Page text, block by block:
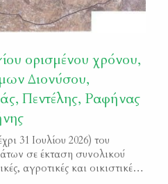
ορισμένου χρόνου,
Διονύσου,
Πεντέλης, Ραφήνας
31 Ιουλίου 2026) του
σε έκταση συνολικού
αγροτικές και οικιστικές)